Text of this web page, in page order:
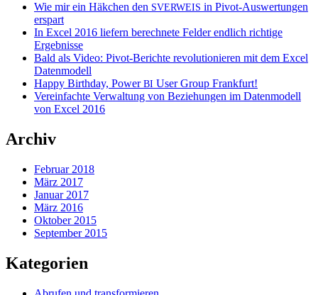
Wie mir ein Häkchen den SVERWEIS in Pivot-Auswertungen
erspart
In Excel 2016 liefern berechnete Felder endlich richtige
Ergebnisse
Bald als Video: Pivot-Berichte revolutionieren mit dem Excel
Datenmodell
Happy Birthday, PowerBI User Group Frankfurt!
Vereinfachte Verwaltung von Beziehungen im Datenmodell
von Excel 2016
Archiv
Februar 2018
März 2017
Januar 2017
März 2016
Oktober 2015
September 2015
Kategorien